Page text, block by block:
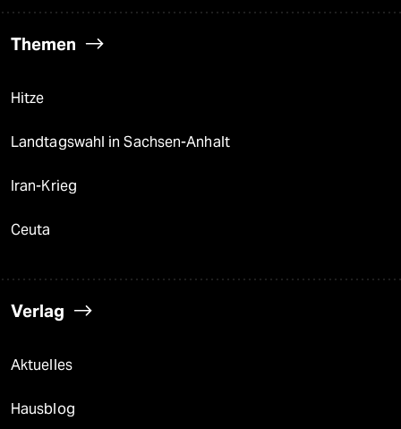
Themen
Hitze
Landtagswahl in Sachsen-Anhalt
Iran-Krieg
Ceuta
Verlag
Aktuelles
Hausblog